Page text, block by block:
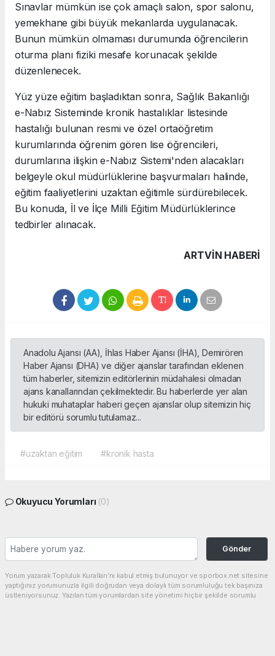
Sınavlar mümkün ise çok amaçlı salon, spor salonu,
yemekhane gibi büyük mekanlarda uygulanacak.
Bunun mümkün olmaması durumunda öğrencilerin
oturma planı fiziki mesafe korunacak şekilde
düzenlenecek.
Yüz yüze eğitim başladıktan sonra, Sağlık Bakanlığı
e-Nabız Sisteminde kronik hastalıklar listesinde
hastalığı bulunan resmi ve özel ortaöğretim
kurumlarında öğrenim gören lise öğrencileri,
durumlarına ilişkin e-Nabız Sistemi'nden alacakları
belgeyle okul müdürlüklerine başvurmaları halinde,
eğitim faaliyetlerini uzaktan eğitimle sürdürebilecek.
Bu konuda, İl ve İlçe Milli Eğitim Müdürlüklerince
tedbirler alınacak.
ARTVIN HABERİ
Anadolu Ajansı (AA), İhlas Haber Ajansı (İHA), Demirören
Haber Ajansı (DHA) ve diğer ajanslar tarafından eklenen
tüm haberler, sitemizin editörlerinin müdahalesi olmadan
ajans kanallarından çekilmektedir. Bu haberlerde yer alan
hukuki muhataplar haberi geçen ajanslar olup sitemizin hiç
bir editörü sorumlu tutulamaz...
#uzaktan eğitim #kronik hasta
Okuyucu Yorumları (0)
Gönder
Yorum yazarak Topluluk Kuralları’nı kabul etmiş bulunuyor ve sporbox.net sitesine
yaptığınız yorumunuzla ilgili doğrudan veya dolaylı tüm sorumluluğu tek başınıza
üstleniyorsunuz. Yazılan tüm yorumlardan site yönetimi hiçbir şekilde sorumlu